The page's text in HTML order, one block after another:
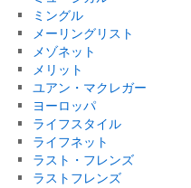
ミングル
メーリングリスト
メゾネット
メリット
ユアン・マクレガー
ヨーロッパ
ライフスタイル
ライフネット
ラスト・フレンズ
ラストフレンズ